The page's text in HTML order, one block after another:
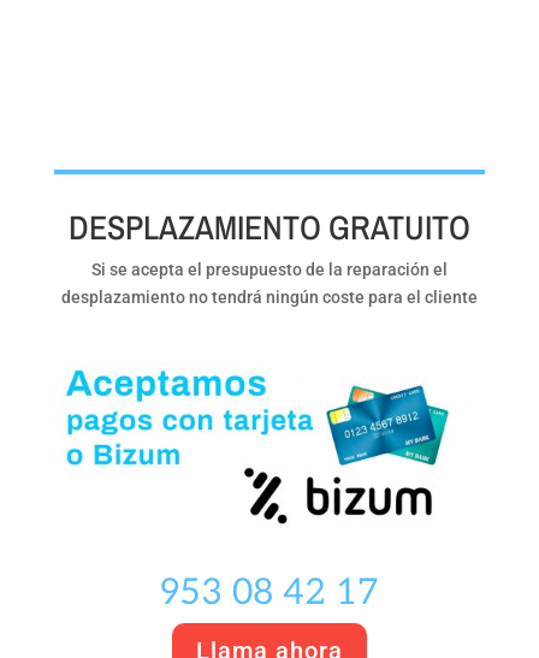
DESPLAZAMIENTO GRATUITO
Si se acepta el presupuesto de la reparación el
desplazamiento no tendrá ningún coste para el cliente
953 08 42 17
Llama ahora